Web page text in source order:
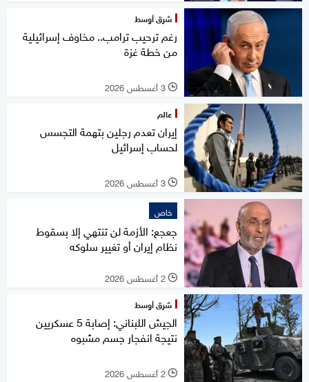
شرق أوسط
رغم ترحيب ترامب.. مخاوف إسرائيلية
من خطة غزة
l 3 أغسطس 2026
عالم
إيران تعدم رجلين بتهمة التجسس
لحساب إسرائيل
l 3 أغسطس 2026
خاص
جعجع: الأزمة لن تنتهي إلا بسقوط
نظام إيران أو تغيير سلوكه
l 2 أغسطس 2026
شرق أوسط
الجيش اللبناني: إصابة 5 عسكريين
نتيجة انفجار جسم مشبوه
l 2 أغسطس 2026